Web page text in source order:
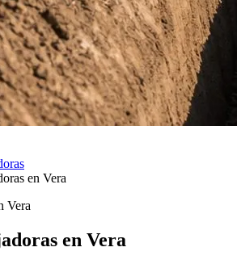
en Vera
Vera
en Vera